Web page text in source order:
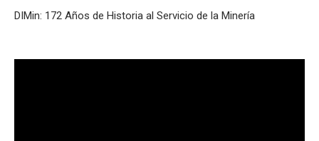
DIMin: 172 Años de Historia al Servicio de la Minería